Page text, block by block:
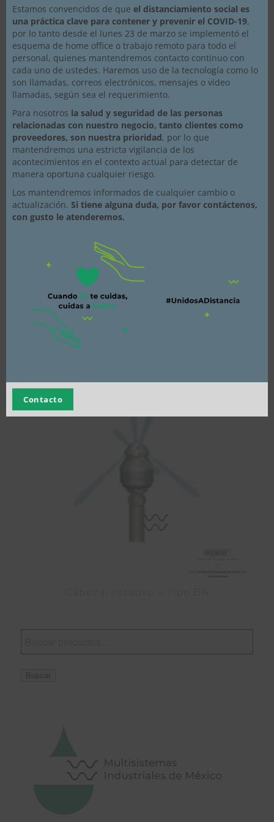
Cabezal rotativo – Serie BJV
Cabezal rotativo – Serie RPT
Estamos convencidos de que el distanciamiento social es
una práctica clave para contener y prevenir el COVID-19,
por lo tanto desde el lunes 23 de marzo se implementó el
esquema de home office o trabajo remoto para todo el
personal, quienes mantendremos contacto continuo con
cada uno de ustedes. Haremos uso de la tecnología como lo
son llamadas, correos electrónicos, mensajes o video
llamadas, según sea el requerimiento.
Para nosotros la salud y seguridad de las personas
relacionadas con nuestro negocio, tanto clientes como
proveedores, son nuestra prioridad, por lo que
mantendremos una estricta vigilancia de los
acontecimientos en el contexto actual para detectar de
manera oportuna cualquier riesgo.
Los mantendremos informados de cualquier cambio o
actualización. Si tiene alguna duda, por favor contáctenos,
con gusto le atenderemos.
Contacto